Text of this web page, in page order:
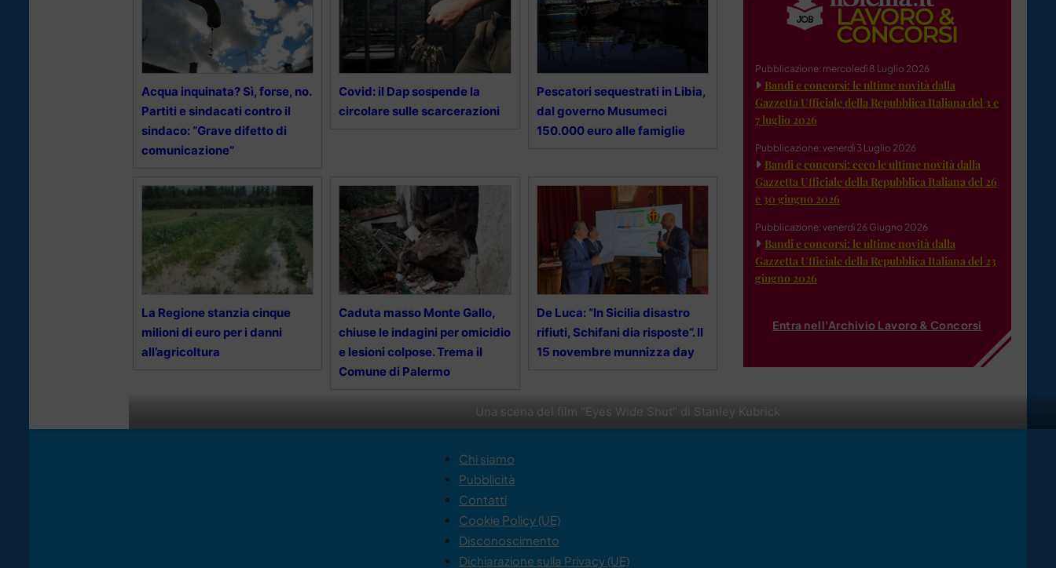
Una scena del film "Eyes Wide Shut" di Stanley Kubrick
Acqua inquinata? Sì, forse, no.
Partiti e sindacati contro il
sindaco: “Grave difetto di
comunicazione”
Covid: il Dap sospende la
circolare sulle scarcerazioni
Pescatori sequestrati in Libia,
dal governo Musumeci
150.000 euro alle famiglie
La Regione stanzia cinque
milioni di euro per i danni
all’agricoltura
Caduta masso Monte Gallo,
chiuse le indagini per omicidio
e lesioni colpose. Trema il
Comune di Palermo
De Luca: “In Sicilia disastro
rifiuti, Schifani dia risposte”. Il
15 novembre munnizza day
Pubblicazione: mercoledì 8 Luglio 2026
Bandi e concorsi: le ultime novità dalla
Gazzetta Ufficiale della Repubblica Italiana del 3 e
7 luglio 2026
Pubblicazione: venerdì 3 Luglio 2026
Bandi e concorsi: ecco le ultime novità dalla
Gazzetta Ufficiale della Repubblica Italiana del 26
e 30 giugno 2026
Pubblicazione: venerdì 26 Giugno 2026
Bandi e concorsi: le ultime novità dalla
Gazzetta Ufficiale della Repubblica Italiana del 23
giugno 2026
Entra nell'Archivio Lavoro & Concorsi
Chi siamo
Pubblicità
Contatti
Cookie Policy (UE)
Disconoscimento
Dichiarazione sulla Privacy (UE)